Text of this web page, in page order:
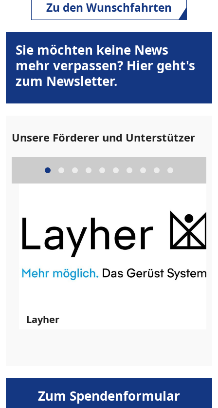
Zu den Wunschfahrten
Sie möchten keine News
mehr verpassen? Hier geht's
zum Newsletter.
Unsere Förderer und Unterstützer
Layher
Zum Spendenformular